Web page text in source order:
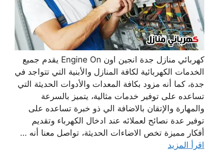
كهربائي منازل جدة انجين اون Engine On يقدم جميع
الخدمات الكهربائية لكافة المنازل والأبنية التي تتواجد في
جدة، كما أنه مزود بكافة المعدات والأدوات الحديثة التي
تساعده على توفير خدمات مثالية، يتميز بالسرعة
والمهارة والإتقان بالاضافة الي ذو خبرة تساعده على
توفير عدة نصائح لعملائه عند ادخال الكهرباء وتقديم
أفكار مميزة تخص الاضاءات الحديثة، تواصل معنا أنه …
اقرأ المزيد